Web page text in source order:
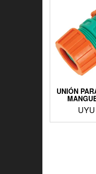
UNIÓN